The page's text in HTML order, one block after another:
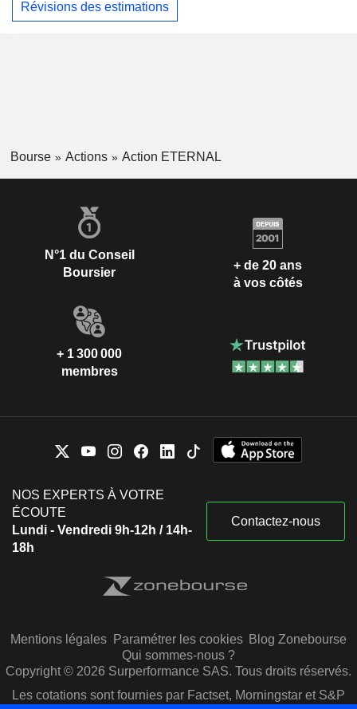
Révisions des estimations
Bourse Actions Action ETERNAL
N°1 du Conseil
Boursier
+ de 20 ans
à vos côtés
+ 1 300 000
membres
NOS EXPERTS À VOTRE
ÉCOUTE
Lundi - Vendredi 9h-12h / 14h-
18h
Contactez-nous
Mentions légales Paramétrer les cookies Blog Zonebourse
Qui sommes-nous ?
Copyright © 2026 Surperformance SAS. Tous droits réservés.
Les cotations sont fournies par Factset, Morningstar et S&P